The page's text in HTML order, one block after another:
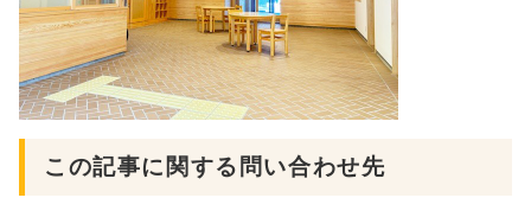
この記事に関する問い合わせ先